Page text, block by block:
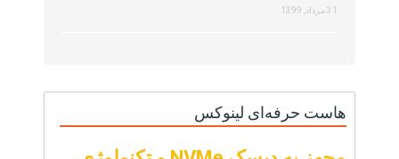
31 مرداد, 1399
هاست حرفه‌ای لینوکس